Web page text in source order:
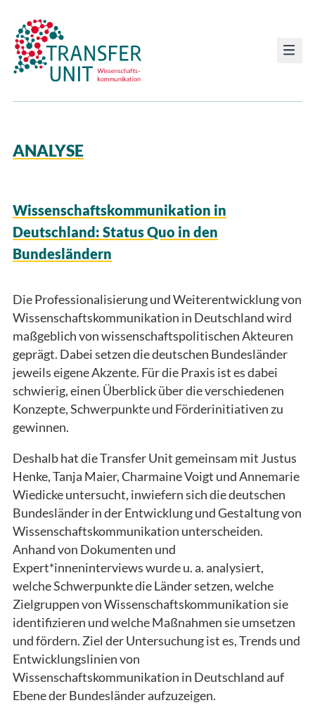
Transfer Unit
ANALYSE
Wissenschaftskommunikation in
Deutschland: Status Quo in den
Bundesländern
Die Professionalisierung und Weiterentwicklung von
Wissenschaftskommunikation in Deutschland wird
maßgeblich von wissenschaftspolitischen Akteuren
geprägt. Dabei setzen die deutschen Bundesländer
jeweils eigene Akzente. Für die Praxis ist es dabei
schwierig, einen Überblick über die verschiedenen
Konzepte, Schwerpunkte und Förderinitiativen zu
gewinnen.
Deshalb hat die Transfer Unit gemeinsam mit Justus
Henke, Tanja Maier, Charmaine Voigt und Annemarie
Wiedicke untersucht, inwiefern sich die deutschen
Bundesländer in der Entwicklung und Gestaltung von
Wissenschaftskommunikation unterscheiden.
Anhand von Dokumenten und
Expert*inneninterviews wurde u. a. analysiert,
welche Schwerpunkte die Länder setzen, welche
Zielgruppen von Wissenschaftskommunikation sie
identifizieren und welche Maßnahmen sie umsetzen
und fördern. Ziel der Untersuchung ist es, Trends und
Entwicklungslinien von
Wissenschaftskommunikation in Deutschland auf
Ebene der Bundesländer aufzuzeigen.